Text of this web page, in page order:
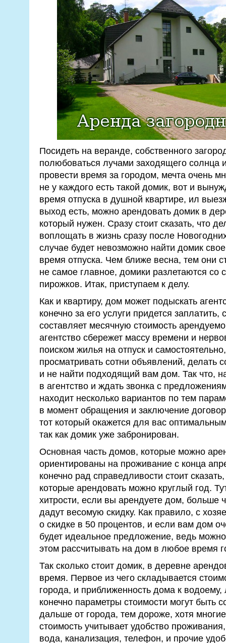
Посидеть на веранде, собственного
полюбоваться лучами заходящего солнца
провести время за городом, мечта очень
не у каждого есть такой домик, вот и
время отпуска в душной квартире, ил
выход есть, можно арендовать домик в
который нужен. Сразу стоит сказать, что
воплощать в жизнь сразу после
случае будет невозможно найти домик
время отпуска. Чем ближе весна, тем они
не самое главное, домики разлетаются со
пирожков. Итак, приступаем к делу.
Как и квартиру, дом может подыскать
конечно за его услуги придется заплатить,
составляет месячную стоимость
агентство сбережет массу времени и
поиском жилья на отпуск и
просматривать сотни объявлений, делать
и не найти подходящий вам дом. Так что,
в агентство и ждать звонка с
находит несколько вариантов по тем
в момент обращения и заключение
тот который окажется для вас
так как домик уже забронирован.
Основная часть домов, которые можно
ориентированы на проживание с конца
конечно рад справедливости стоит
которые арендовать можно круглый год.
хитрости, если вы арендуете дом, больше
дадут весомую скидку. Как правило, с
о скидке в 50 процентов, и если вам дом
будет идеальное предложение, ведь
этом рассчитывать на дом в любое время
Так сколько стоит домик, в деревне
время. Первое из чего складывается
города, и приближенность дома к водоему,
конечно параметры стоимости могут быть
дальше от города, тем дороже, хотя
стоимость учитывает удобство
вода, канализация, телефон, и прочие